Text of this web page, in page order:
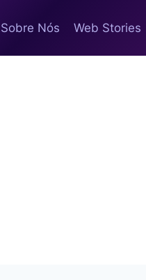
Sobre Nós Web Stories